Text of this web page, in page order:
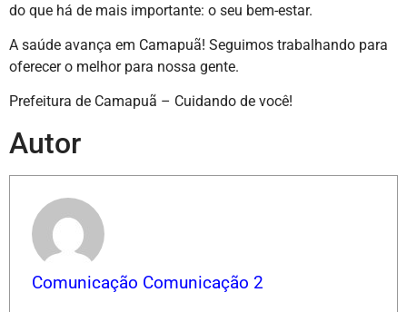
do que há de mais importante: o seu bem-estar.
A saúde avança em Camapuã! Seguimos trabalhando para
oferecer o melhor para nossa gente.
Prefeitura de Camapuã – Cuidando de você!
Autor
Comunicação Comunicação 2